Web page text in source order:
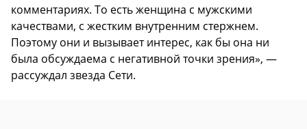
комментариях. То есть женщина с мужскими
качествами, с жестким внутренним стержнем.
Поэтому они и вызывает интерес, как бы она ни
была обсуждаема с негативной точки зрения», —
рассуждал звезда Сети.